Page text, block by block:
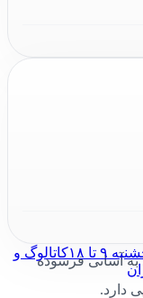
توسط اپراتور
نمود.
آسانی فرسوده
دارد.
تا ۱۸
کاتالوگ و